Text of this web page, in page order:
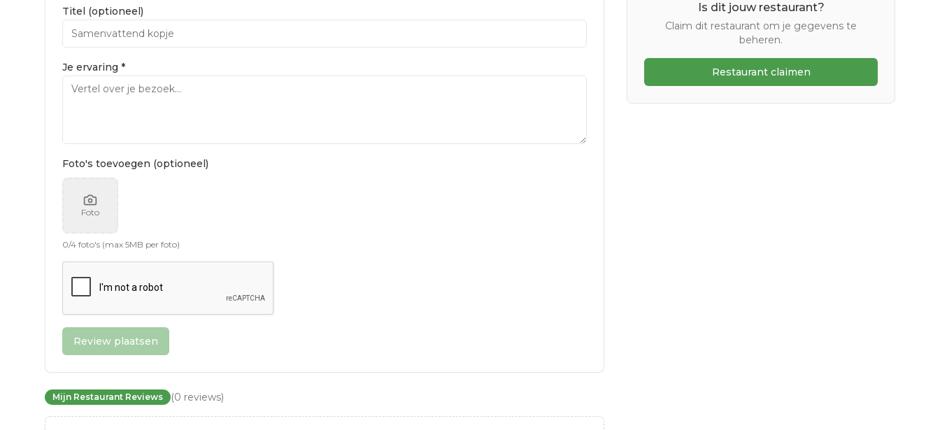
Titel (optioneel)
Je ervaring *
Foto's toevoegen (optioneel)
Foto
0/4 foto's (max 5MB per foto)
Review plaatsen
Mijn Restaurant Reviews (0 reviews)
Is dit jouw restaurant?
Claim dit restaurant om je gegevens te
beheren.
Restaurant claimen